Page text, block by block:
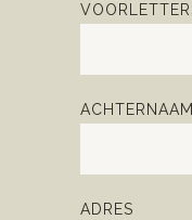
ADRES